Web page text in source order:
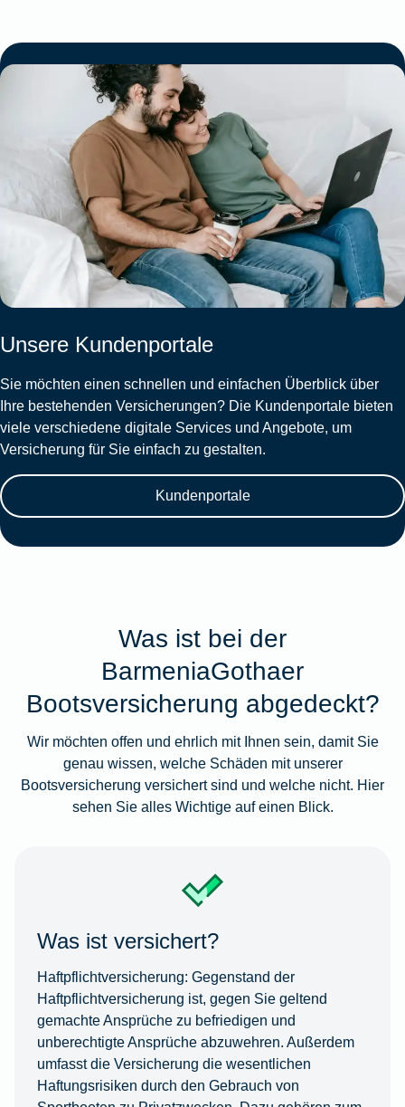
Unsere Kundenportale
Sie möchten einen schnellen und einfachen Überblick über
Ihre bestehenden Versicherungen? Die Kundenportale bieten
viele verschiedene digitale Services und Angebote, um
Versicherung für Sie einfach zu gestalten.
Kundenportale
Was ist bei der
BarmeniaGothaer
Bootsversicherung abgedeckt?
Wir möchten offen und ehrlich mit Ihnen sein, damit Sie
genau wissen, welche Schäden mit unserer
Bootsversicherung versichert sind und welche nicht. Hier
sehen Sie alles Wichtige auf einen Blick.
Was ist versichert?
Haftpflichtversicherung: Gegenstand der
Haftpflichtversicherung ist, gegen Sie geltend
gemachte Ansprüche zu befriedigen und
unberechtigte Ansprüche abzuwehren. Außerdem
umfasst die Versicherung die wesentlichen
Haftungsrisiken durch den Gebrauch von